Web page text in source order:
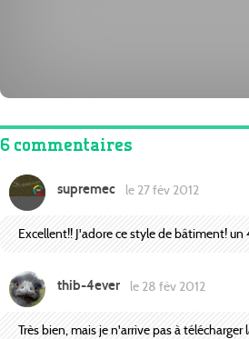
6 commentaires
supremec le 27 fév 2012
Excellent!! J'adore ce style de bâtiment!
thib-4ever le 28 fév 2012
Très bien, mais je n'arrive pas à